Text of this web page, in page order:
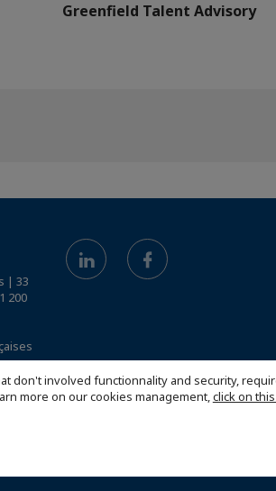
don't involved functionnality and security,
more on our cookies management,click on
Greenfield Talent Advisory
| 33
200